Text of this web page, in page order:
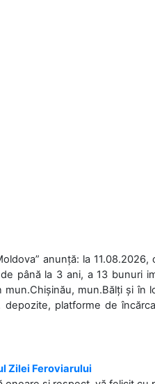
anunță: la
până la 3 ani, a 13 bunuri
mun.Bălți și în
platforme de
Zilei Feroviarului